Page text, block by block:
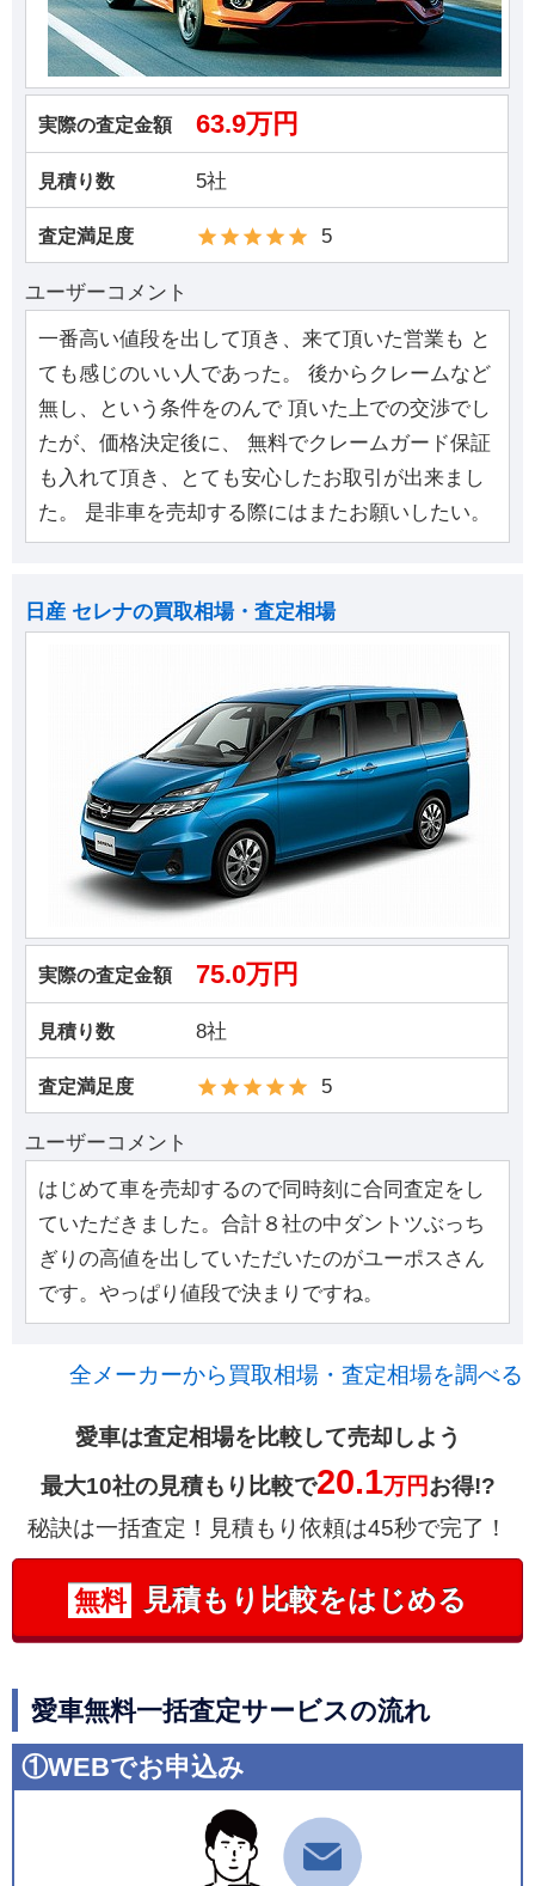
実際の査定金額 63.9万円
見積り数 5社
査定満足度 5
ユーザーコメント
一番高い値段を出して頂き、来て頂いた営業も と
ても感じのいい人であった。 後からクレームなど
無し、という条件をのんで 頂いた上での交渉でし
たが、価格決定後に、 無料でクレームガード保証
も入れて頂き、とても安心したお取引が出来まし
た。 是非車を売却する際にはまたお願いしたい。
日産 セレナの買取相場・査定相場
実際の査定金額 75.0万円
見積り数 8社
査定満足度 5
ユーザーコメント
はじめて車を売却するので同時刻に合同査定をし
ていただきました。合計８社の中ダントツぶっち
ぎりの高値を出していただいたのがユーポスさん
です。やっぱり値段で決まりですね。
全メーカーから買取相場・査定相場を調べる
愛車は査定相場を比較して売却しよう
最大10社の見積もり比較で20.1万円お得!?
秘訣は一括査定！見積もり依頼は45秒で完了！
無料 見積もり比較をはじめる
愛車無料一括査定サービスの流れ
①WEBでお申込み